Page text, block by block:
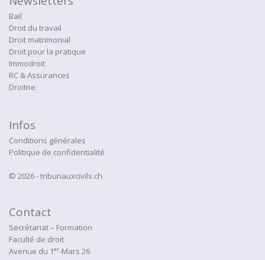
Bail
Droit du travail
Droit matrimonial
Droit pour la pratique
Immodroit
RC & Assurances
Droitne
Infos
Conditions générales
Politique de confidentialité
© 2026 - tribunauxcivils.ch
Contact
Secrétariat – Formation
Faculté de droit
Avenue du 1er-Mars 26